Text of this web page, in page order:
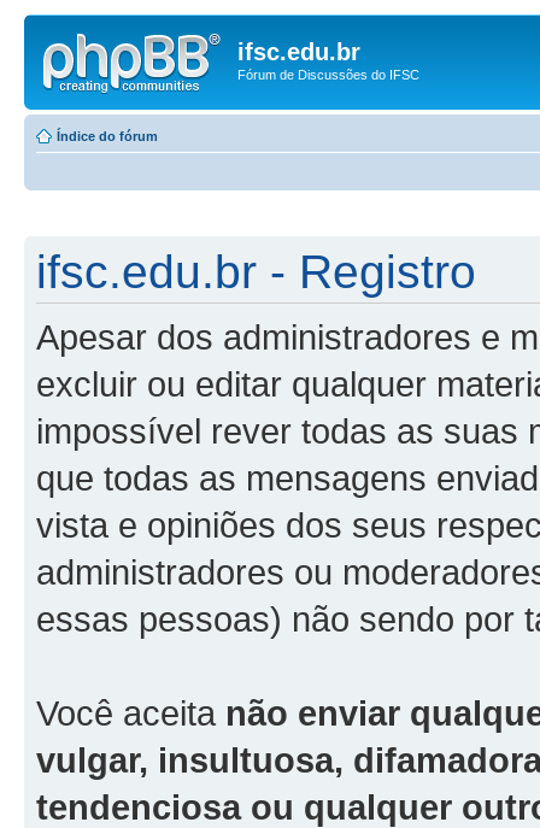
ifsc.edu.br
Fórum de Discussões do IFSC
Índice do fórum
ifsc.edu.br - Registro
Apesar dos administradores e
excluir ou editar qualquer
impossível rever todas as suas
que todas as mensagens
vista e opiniões dos seus
administradores ou
essas pessoas) não sendo por
Você aceita não enviar
vulgar, insultuosa,
tendenciosa ou qualquer